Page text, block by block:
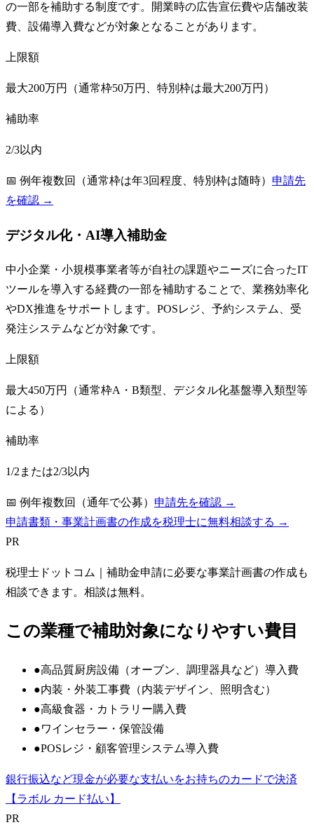
の一部を補助する制度です。開業時の広告宣伝費や店舗改装
費、設備導入費などが対象となることがあります。
上限額
最大200万円（通常枠50万円、特別枠は最大200万円）
補助率
2/3以内
📅 例年複数回（通常枠は年3回程度、特別枠は随時） 申請先
を確認 →
デジタル化・AI導入補助金
中小企業・小規模事業者等が自社の課題やニーズに合ったIT
ツールを導入する経費の一部を補助することで、業務効率化
やDX推進をサポートします。POSレジ、予約システム、受
発注システムなどが対象です。
上限額
最大450万円（通常枠A・B類型、デジタル化基盤導入類型等
による）
補助率
1/2または2/3以内
📅 例年複数回（通年で公募） 申請先を確認 →
申請書類・事業計画書の作成を税理士に無料相談する →
PR
税理士ドットコム
｜補助金申請に必要な事業計画書の作成も
相談できます。相談は無料。
この業種で補助対象になりやすい費目
●高品質厨房設備（オーブン、調理器具など）導入費
●内装・外装工事費（内装デザイン、照明含む）
●高級食器・カトラリー購入費
●ワインセラー・保管設備
●POSレジ・顧客管理システム導入費
銀行振込など現金が必要な支払いをお持ちのカードで決済
【ラボル カード払い】
PR